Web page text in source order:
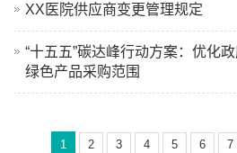
XX医院供应商变更管理规定
“十五五”碳达峰行动方案：优化
绿色产品采购范围
1 2 3 4 5 6 7